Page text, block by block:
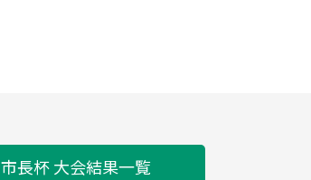
市長杯 大会結果一覧